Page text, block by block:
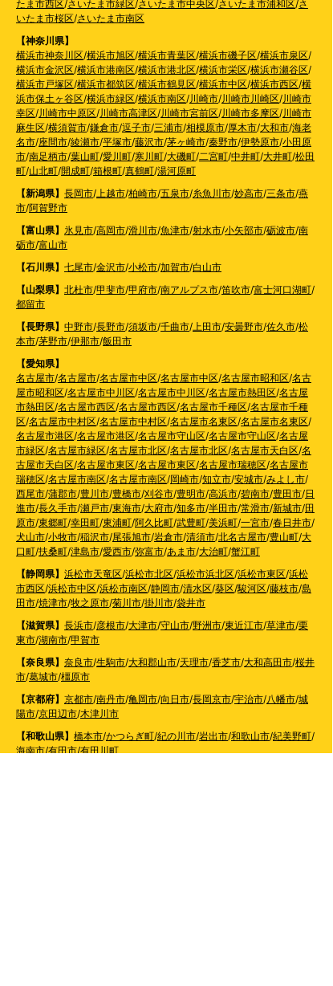
たま市西区/さいたま市緑区/さいたま市中央区/さいたま市浦和区/さ
いたま市桜区/さいたま市南区
【神奈川県】
横浜市神奈川区/横浜市旭区/横浜市青葉区/横浜市磯子区/横浜市泉区/
横浜市金沢区/横浜市港南区/横浜市港北区/横浜市栄区/横浜市瀬谷区/
横浜市戸塚区/横浜市都筑区/横浜市鶴見区/横浜市中区/横浜市西区/横
浜市保土ヶ谷区/横浜市緑区/横浜市南区/川崎市/川崎市川崎区/川崎市
幸区/川崎市中原区/川崎市高津区/川崎市宮前区/川崎市多摩区/川崎市
麻生区/横須賀市/鎌倉市/逗子市/三浦市/相模原市/厚木市/大和市/海老
名市/座間市/綾瀬市/平塚市/藤沢市/茅ヶ崎市/秦野市/伊勢原市/小田原
市/南足柄市/葉山町/愛川町/寒川町/大磯町/二宮町/中井町/大井町/松田
町/山北町/開成町/箱根町/真鶴町/湯河原町
【新潟県】 長岡市/上越市/柏崎市/五泉市/糸魚川市/妙高市/三条市/燕
市/阿賀野市
【富山県】 氷見市/高岡市/滑川市/魚津市/射水市/小矢部市/砺波市/南
砺市/富山市
【石川県】 七尾市/金沢市/小松市/加賀市/白山市
【山梨県】 北杜市/甲斐市/甲府市/南アルプス市/笛吹市/富士河口湖町/
都留市
【長野県】 中野市/長野市/須坂市/千曲市/上田市/安曇野市/佐久市/松
本市/茅野市/伊那市/飯田市
【愛知県】
名古屋市/名古屋市/名古屋市中区/名古屋市中区/名古屋市昭和区/名古
屋市昭和区/名古屋市中川区/名古屋市中川区/名古屋市熱田区/名古屋
市熱田区/名古屋市西区/名古屋市西区/名古屋市千種区/名古屋市千種
区/名古屋市中村区/名古屋市中村区/名古屋市名東区/名古屋市名東区/
名古屋市港区/名古屋市港区/名古屋市守山区/名古屋市守山区/名古屋
市緑区/名古屋市緑区/名古屋市北区/名古屋市北区/名古屋市天白区/名
古屋市天白区/名古屋市東区/名古屋市東区/名古屋市瑞穂区/名古屋市
瑞穂区/名古屋市南区/名古屋市南区/岡崎市/知立市/安城市/みよし市/
西尾市/蒲郡市/豊川市/豊橋市/刈谷市/豊明市/高浜市/碧南市/豊田市/日
進市/長久手市/瀬戸市/東海市/大府市/知多市/半田市/常滑市/新城市/田
原市/東郷町/幸田町/東浦町/阿久比町/武豊町/美浜町/一宮市/春日井市/
犬山市/小牧市/稲沢市/尾張旭市/岩倉市/清須市/北名古屋市/豊山町/大
口町/扶桑町/津島市/愛西市/弥富市/あま市/大治町/蟹江町
【静岡県】 浜松市天竜区/浜松市北区/浜松市浜北区/浜松市東区/浜松
市西区/浜松市中区/浜松市南区/静岡市/清水区/葵区/駿河区/藤枝市/島
田市/焼津市/牧之原市/菊川市/掛川市/袋井市
【滋賀県】 長浜市/彦根市/大津市/守山市/野洲市/東近江市/草津市/栗
東市/湖南市/甲賀市
【奈良県】 奈良市/生駒市/大和郡山市/天理市/香芝市/大和高田市/桜井
市/葛城市/橿原市
【京都府】 京都市/南丹市/亀岡市/向日市/長岡京市/宇治市/八幡市/城
陽市/京田辺市/木津川市
【和歌山県】 橋本市/かつらぎ町/紀の川市/岩出市/和歌山市/紀美野町/
海南市/有田市/有田川町